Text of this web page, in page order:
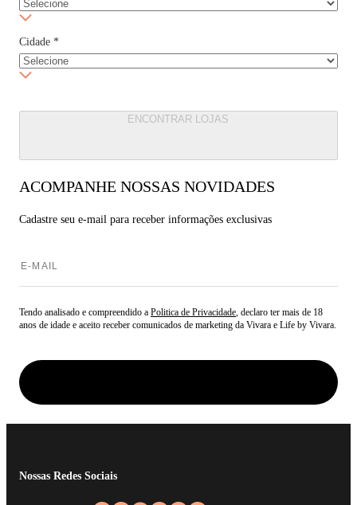
Cidade *
ENCONTRAR LOJAS
ACOMPANHE NOSSAS NOVIDADES
Cadastre seu e-mail para receber informações exclusivas
Tendo analisado e compreendido a Politica de Privacidade, declaro ter mais de 18
anos de idade e aceito receber comunicados de marketing da Vivara e Life by Vivara.
Nossas Redes Sociais